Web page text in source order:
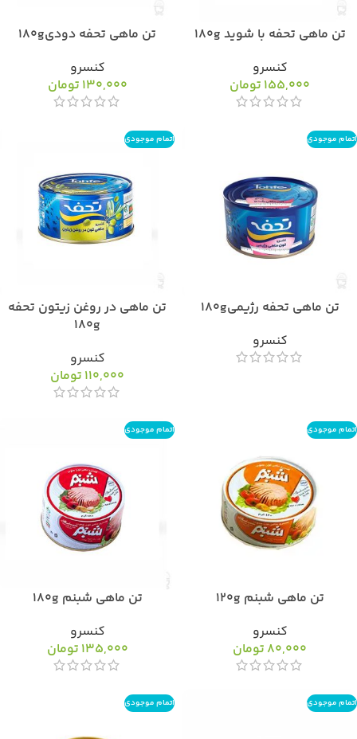
تن ماهی تحفه با شوید 180g
کنسرو
155,000 تومان
تن ماهی تحفه دودی180g
کنسرو
130,000 تومان
اتمام موجودی
تن ماهی تحفه رژیمی180g
کنسرو
اتمام موجودی
تن ماهی در روغن زیتون تحفه
180g
کنسرو
110,000 تومان
اتمام موجودی
تن ماهی شبنم 120g
کنسرو
80,000 تومان
اتمام موجودی
تن ماهی شبنم 180g
کنسرو
135,000 تومان
اتمام موجودی اتمام موجودی